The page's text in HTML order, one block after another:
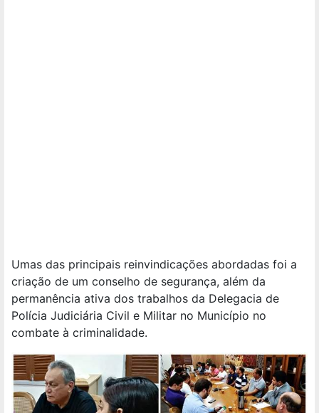
Umas das principais reinvindicações abordadas foi a
criação de um conselho de segurança, além da
permanência ativa dos trabalhos da Delegacia de
Polícia Judiciária Civil e Militar no Município no
combate à criminalidade.